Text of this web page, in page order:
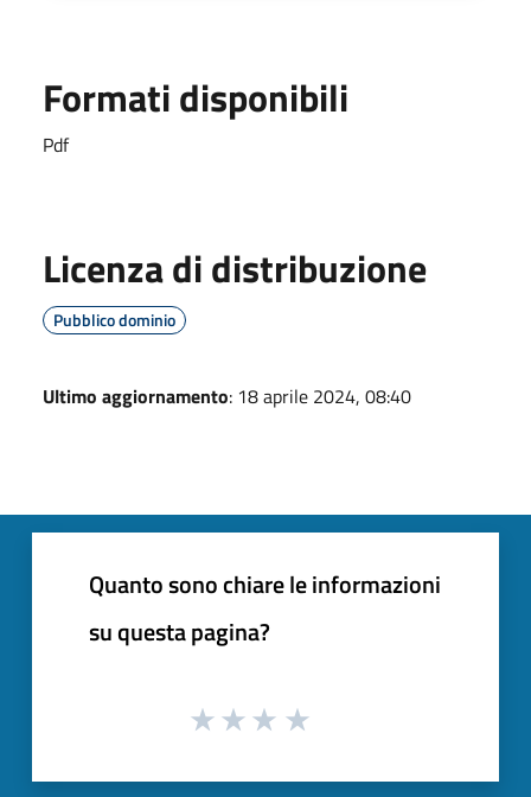
Formati disponibili
Pdf
Licenza di distribuzione
Pubblico dominio
Ultimo aggiornamento: 18 aprile 2024, 08:40
Quanto sono chiare le informazioni
su questa pagina?